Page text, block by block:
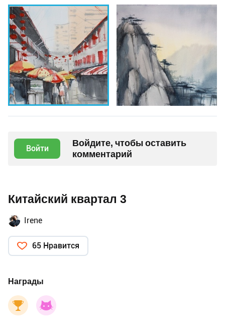
Войти
Войдите, чтобы оставить
комментарий
Китайский квартал 3
Irene
65 Нравится
Награды